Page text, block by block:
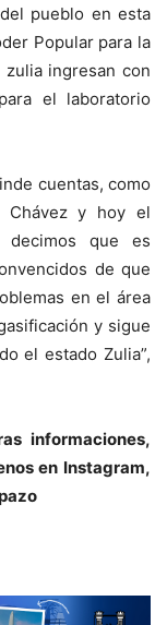
pueblo en esta
Popular para la
ingresan con
el laboratorio
cuentas, como
Chávez y hoy el
decimos que es
de que
en el área
y sigue
el estado Zulia”,
informaciones,
en Instagram,